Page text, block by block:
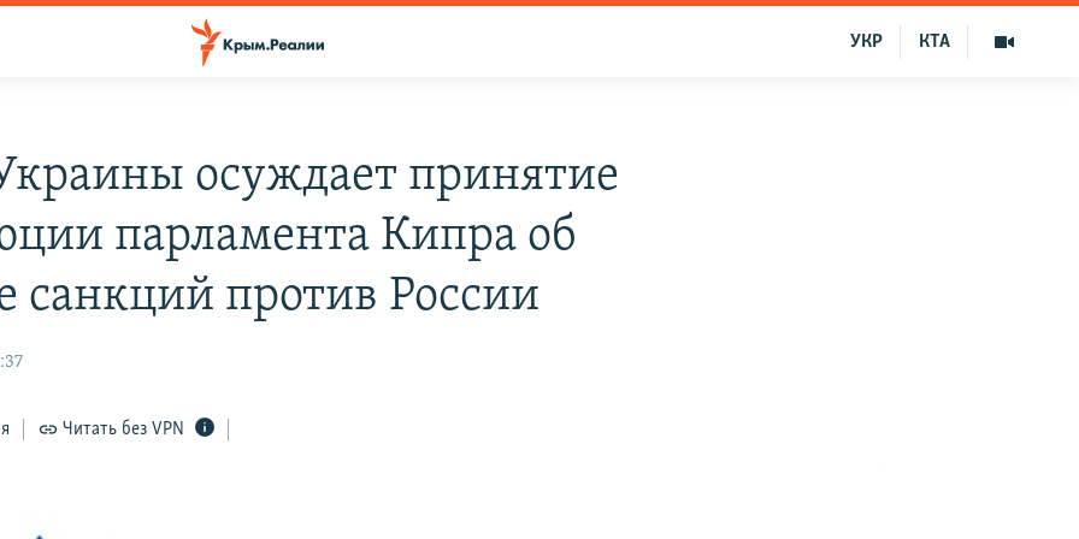
КТА
УКР
осуждает принятие
парламента Кипра об
санкций против России
Читать без VPN